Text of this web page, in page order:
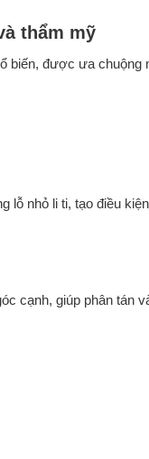
thẩm mỹ
biến, được ưa chuộng
nhỏ li ti, tạo điều
cạnh, giúp phân tán